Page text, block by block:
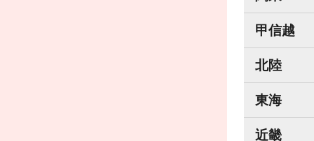
甲信越
北陸
東海
近畿